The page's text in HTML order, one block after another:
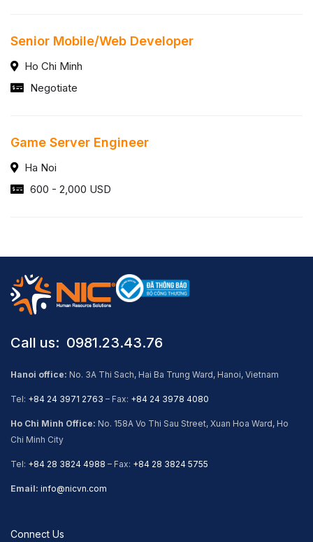
Senior Mobile/Web Developer
Ho Chi Minh
Negotiate
Game Server Engineer
Ha Noi
600 - 2,000 USD
Call us: ​ 0981.23.43.76
Hanoi office: No. 3A Thi Sach, Hai Ba Trung Ward, Hanoi, Vietnam
Tel: +84 24 3971 2763 – Fax: +84 24 3978 4080
Ho Chi Minh Office: No. 158A Vo Thi Sau Street, Xuan Hoa Ward, Ho
Chi Minh City
Tel: +84 28 3824 4988 – Fax: +84 28 3824 5755
Email: info@nicvn.com
Connect Us